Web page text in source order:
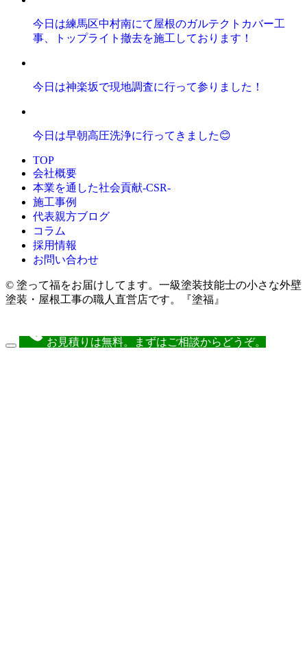
今日は練馬区中村南にて屋根のガルテクトカバー工
事、トップライト撤去を施工しております！
今日は神楽坂で現地調査に行って参りました！
今日は早朝高圧洗浄に行ってきました😊
TOP
会社概要
本業を通した社会貢献-CSR-
施工事例
代表親方ブログ
コラム
採用情報
お問い合わせ
© 塗って福をお届けしてます。一級塗装技能士の小さな外壁
塗装・屋根工事の職人直営店です。『塗福』
お見積りは無料。まずはご相談からどうぞ。